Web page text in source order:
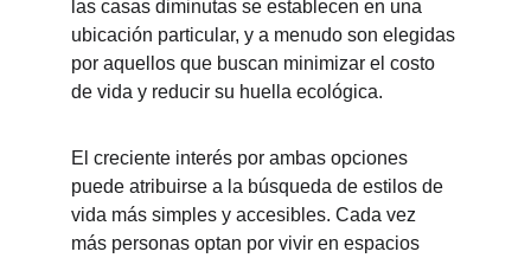
las casas diminutas se establecen en una
ubicación particular, y a menudo son elegidas
por aquellos que buscan minimizar el costo
de vida y reducir su huella ecológica.
El creciente interés por ambas opciones
puede atribuirse a la búsqueda de estilos de
vida más simples y accesibles. Cada vez
más personas optan por vivir en espacios